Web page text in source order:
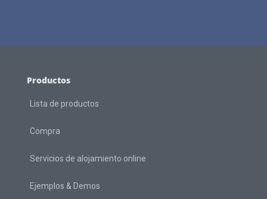
Productos
Lista de productos
Compra
Servicios de alojamiento online
Ejemplos & Demos